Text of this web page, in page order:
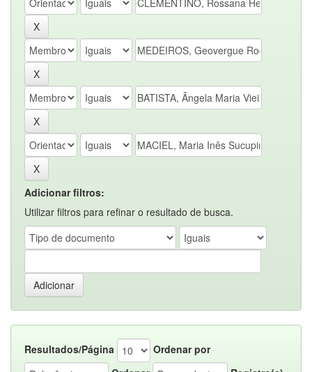
Adicionar filtros:
Utilizar filtros para refinar o resultado de busca.
Resultados/Página
Ordenar por